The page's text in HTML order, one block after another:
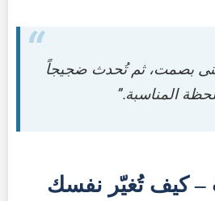
بصمت، ثم تُحدث ضجيجاً
المناسبة.”
– كيف تُغيّر نفسك